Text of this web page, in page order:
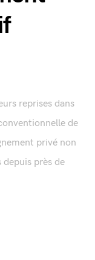
reprises dans
de
privé non
près de